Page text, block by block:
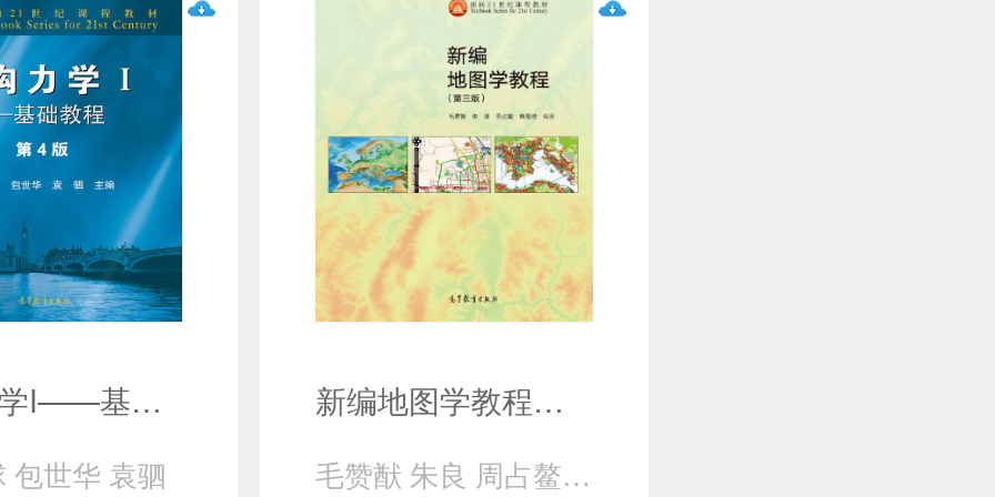
结构力学I——基础教程（第4版）
包世华 袁驷
新编地图学教程（第3版）
毛赞猷 朱良 周占鳌 韩雪培